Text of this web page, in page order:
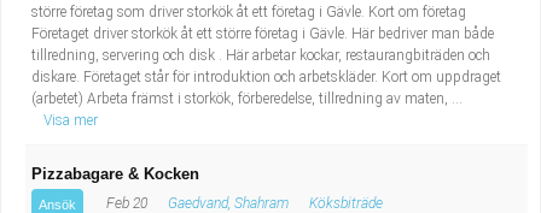
större företag som driver storkök åt ett företag i Gävle. Kort om företag
Företaget driver storkök åt ett större företag i Gävle. Här bedriver man både
tillredning, servering och disk . Här arbetar kockar, restaurangbiträden och
diskare. Företaget står för introduktion och arbetskläder. Kort om uppdraget
(arbetet) Arbeta främst i storkök, förberedelse, tillredning av maten, ...
Visa mer
Pizzabagare & Kocken
Ansök Feb 20 Gaedvand, Shahram Köksbiträde